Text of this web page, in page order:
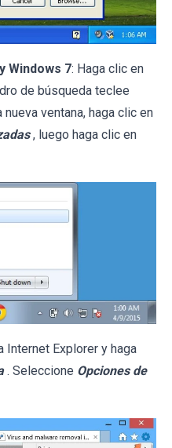
Windows 7: Haga clic en
de búsqueda teclee
nueva ventana, haga clic en
, luego haga clic en
Internet Explorer y haga
. Seleccione Opciones de